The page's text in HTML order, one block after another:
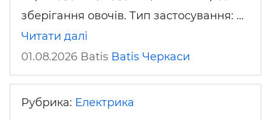
зберігання овочів. Тип застосування: …
Читати далі
01.08.2026 Batis Batis Черкаси
Рубрика: Електрика